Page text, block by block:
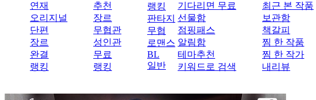
연재
오리지널
단편
장르
완결
랭킹
추천
장르
무협관
성인관
무료
랭킹
랭킹
판타지
무협
로맨스
BL
일반
기다리면 무료
선물함
점핑패스
알림함
테마추천
키워드로 검색
최근 본 작품
보관함
책갈피
찜 한 작품
찜 한 작가
내리뷰